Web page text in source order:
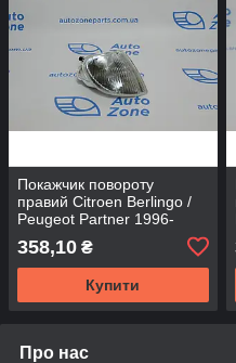
Покажчик повороту
правий Citroen Berlingo /
Peugeot Partner 1996-
358,10 ₴
Купити
Про нас